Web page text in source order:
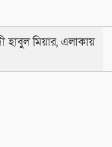
হাবুল মিয়ার, এলাকায়